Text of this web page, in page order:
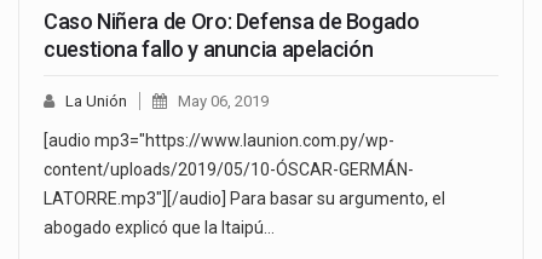
Caso Niñera de Oro: Defensa de Bogado
cuestiona fallo y anuncia apelación
La Unión May 06, 2019
[audio mp3="https://www.launion.com.py/wp-
content/uploads/2019/05/10-ÓSCAR-GERMÁN-
LATORRE.mp3"][/audio] Para basar su argumento, el
abogado explicó que la Itaipú…